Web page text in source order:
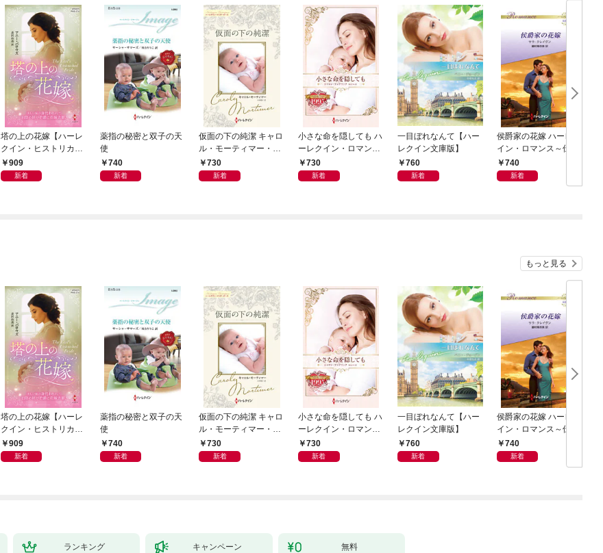
塔の上の花嫁【ハーレ
クイン・ヒストリカ
ル・スペシャル版】
909
新着
薬指の秘密と双子の天
使
740
新着
仮面の下の純潔 キャロ
ル・モーティマー・コ
レクション【ハーレク
イン・マスターピース
730
新着
小さな命を隠しても ハ
ーレクイン・ロマン
ス・タイムマシン
730
新着
一目ぼれなんて【ハー
レクイン文庫版】
760
新着
侯爵家の花嫁 ハーレク
イン・ロマンス～伝説
の名作選～【ハーレク
イン・ロマンス版】
740
新着
もっと見る
塔の上の花嫁【ハーレ
クイン・ヒストリカ
ル・スペシャル版】
909
新着
薬指の秘密と双子の天
使
740
新着
仮面の下の純潔 キャロ
ル・モーティマー・コ
レクション【ハーレク
イン・マスターピース
730
新着
小さな命を隠しても ハ
ーレクイン・ロマン
ス・タイムマシン
730
新着
一目ぼれなんて【ハー
レクイン文庫版】
760
新着
侯爵家の花嫁 ハーレク
イン・ロマンス～伝説
の名作選～【ハーレク
イン・ロマンス版】
740
新着
ランキング キャンペーン 無料